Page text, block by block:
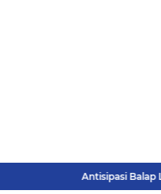
Antisipasi Balap